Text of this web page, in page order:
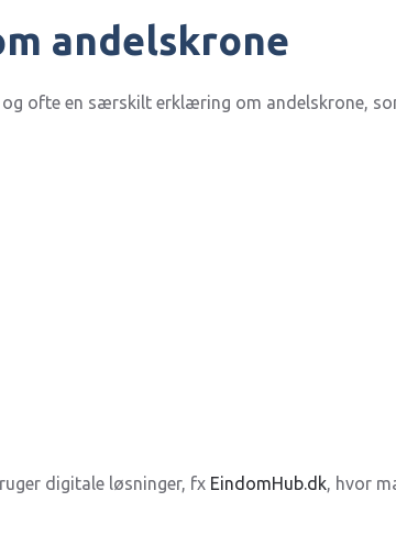
andelskrone
ofte en særskilt erklæring om andelskrone,
digitale løsninger, fx EindomHub.dk, hvor